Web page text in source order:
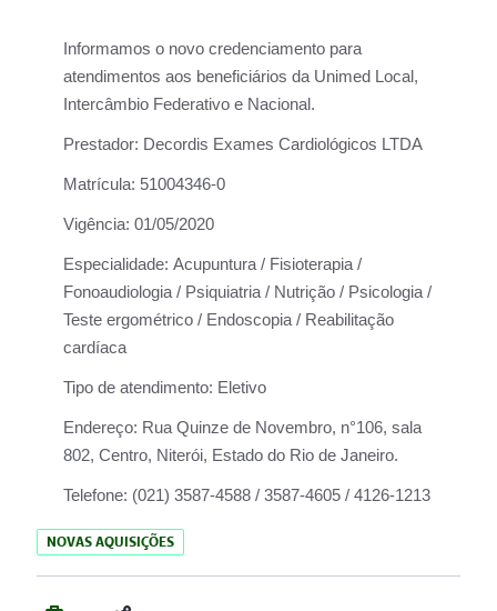
Informamos o novo credenciamento para
atendimentos aos beneficiários da Unimed Local,
Intercâmbio Federativo e Nacional.
Prestador: Decordis Exames Cardiológicos LTDA
Matrícula: 51004346-0
Vigência: 01/05/2020
Especialidade: Acupuntura / Fisioterapia /
Fonoaudiologia / Psiquiatria / Nutrição / Psicologia /
Teste ergométrico / Endoscopia / Reabilitação
cardíaca
Tipo de atendimento: Eletivo
Endereço: Rua Quinze de Novembro, n°106, sala
802, Centro, Niterói, Estado do Rio de Janeiro.
Telefone: (021) 3587-4588 / 3587-4605 / 4126-1213
NOVAS AQUISIÇÕES